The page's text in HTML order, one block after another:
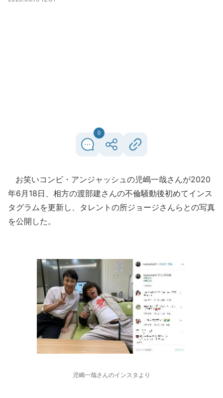
0
お笑いコンビ・アンジャッシュの児嶋一哉さんが2020
年6月18日、相方の渡部建さんの不倫騒動後初めてインス
タグラムを更新し、タレントの所ジョージさんらとの写真
を公開した。
児嶋一哉さんのインスタより